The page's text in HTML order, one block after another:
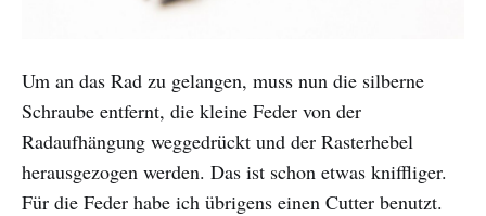
Um an das Rad zu gelangen, muss nun die silberne
Schraube entfernt, die kleine Feder von der
Radaufhängung weggedrückt und der Rasterhebel
herausgezogen werden. Das ist schon etwas kniffliger.
Für die Feder habe ich übrigens einen Cutter benutzt.